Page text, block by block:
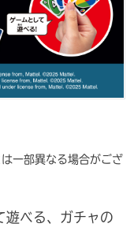
一部異なる場合がござ
遊べる、ガチャの